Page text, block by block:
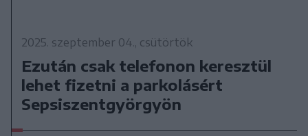
2025. szeptember 04., csütörtök
Ezután csak telefonon keresztül
lehet fizetni a parkolásért
Sepsiszentgyörgyön